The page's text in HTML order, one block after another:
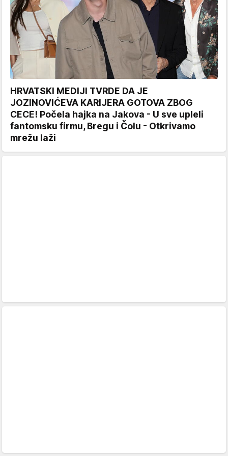
HRVATSKI MEDIJI TVRDE DA JE
JOZINOVIĆEVA KARIJERA GOTOVA ZBOG
CECE! Počela hajka na Jakova - U sve upleli
fantomsku firmu, Bregu i Čolu - Otkrivamo
mrežu laži